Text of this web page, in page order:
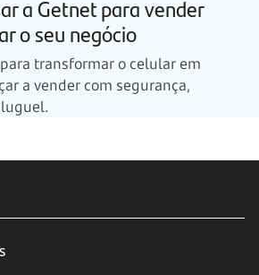
a Getnet para vender
o seu negócio
transformar o celular em
a vender com segurança,